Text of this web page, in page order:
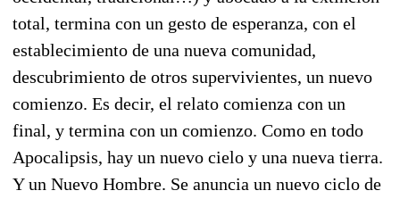
total, termina con un gesto de esperanza, con el
establecimiento de una nueva comunidad,
descubrimiento de otros supervivientes, un nuevo
comienzo. Es decir, el relato comienza con un
final, y termina con un comienzo. Como en todo
Apocalipsis, hay un nuevo cielo y una nueva tierra.
Y un Nuevo Hombre. Se anuncia un nuevo ciclo de